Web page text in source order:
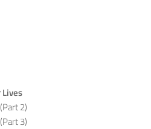
(Part 2)
(Part 3)